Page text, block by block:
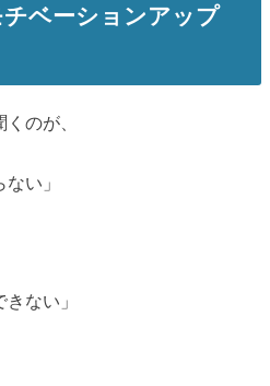
ベーションアップ
のが、
い」
ない」